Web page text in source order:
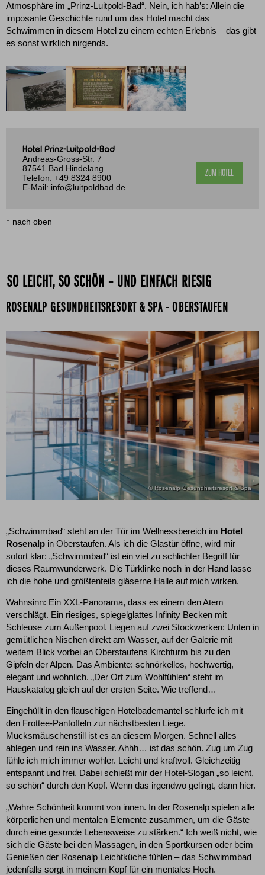
Atmosphäre im „Prinz-Luitpold-Bad“. Nein, ich hab’s: Allein die
imposante Geschichte rund um das Hotel macht das
Schwimmen in diesem Hotel zu einem echten Erlebnis – das gibt
es sonst wirklich nirgends.
Hotel Prinz-Luitpold-Bad
Andreas-Gross-Str. 7
87541 Bad Hindelang
Telefon: +49 8324 8900
E-Mail: info@luitpoldbad.de
ZUM HOTEL
↑ nach oben
SO LEICHT, SO SCHÖN – UND EINFACH RIESIG
ROSENALP GESUNDHEITSRESORT & SPA - OBERSTAUFEN
© Rosenalp Gesundheitsresort & Spa
„Schwimmbad“ steht an der Tür im Wellnessbereich im Hotel
Rosenalp in Oberstaufen. Als ich die Glastür öffne, wird mir
sofort klar: „Schwimmbad“ ist ein viel zu schlichter Begriff für
dieses Raumwunderwerk. Die Türklinke noch in der Hand lasse
ich die hohe und größtenteils gläserne Halle auf mich wirken.
Wahnsinn: Ein XXL-Panorama, dass es einem den Atem
verschlägt. Ein riesiges, spiegelglattes Infinity Becken mit
Schleuse zum Außenpool. Liegen auf zwei Stockwerken: Unten in
gemütlichen Nischen direkt am Wasser, auf der Galerie mit
weitem Blick vorbei an Oberstaufens Kirchturm bis zu den
Gipfeln der Alpen. Das Ambiente: schnörkellos, hochwertig,
elegant und wohnlich. „Der Ort zum Wohlfühlen“ steht im
Hauskatalog gleich auf der ersten Seite. Wie treffend…
Eingehüllt in den flauschigen Hotelbademantel schlurfe ich mit
den Frottee-Pantoffeln zur nächstbesten Liege.
Mucksmäuschenstill ist es an diesem Morgen. Schnell alles
ablegen und rein ins Wasser. Ahhh… ist das schön. Zug um Zug
fühle ich mich immer wohler. Leicht und kraftvoll. Gleichzeitig
entspannt und frei. Dabei schießt mir der Hotel-Slogan „so leicht,
so schön“ durch den Kopf. Wenn das irgendwo gelingt, dann hier.
„Wahre Schönheit kommt von innen. In der Rosenalp spielen alle
körperlichen und mentalen Elemente zusammen, um die Gäste
durch eine gesunde Lebensweise zu stärken.“ Ich weiß nicht, wie
sich die Gäste bei den Massagen, in den Sportkursen oder beim
Genießen der Rosenalp Leichtküche fühlen – das Schwimmbad
jedenfalls sorgt in meinem Kopf für ein mentales Hoch.